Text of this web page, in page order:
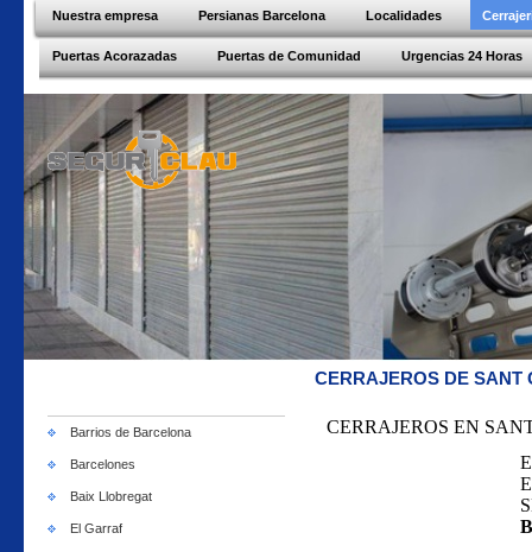
Nuestra empresa Persianas Barcelona Localidades
Puertas Acorazadas Puertas de Comunidad Urgencias 24 Horas
Barrios de Barcelona
Barcelones
Baix Llobregat
El Garraf
CERRAJEROS DE SANT
CERRAJEROS EN